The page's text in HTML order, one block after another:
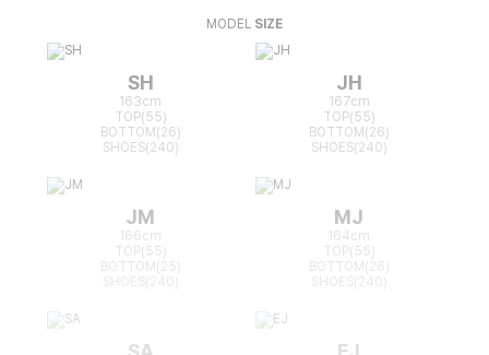
MODEL SIZE
SH
163cm
TOP(55)
BOTTOM(26)
SHOES(240)
JH
167cm
TOP(55)
BOTTOM(26)
SHOES(240)
JM
166cm
TOP(55)
BOTTOM(25)
MJ
164cm
TOP(55)
BOTTOM(26)